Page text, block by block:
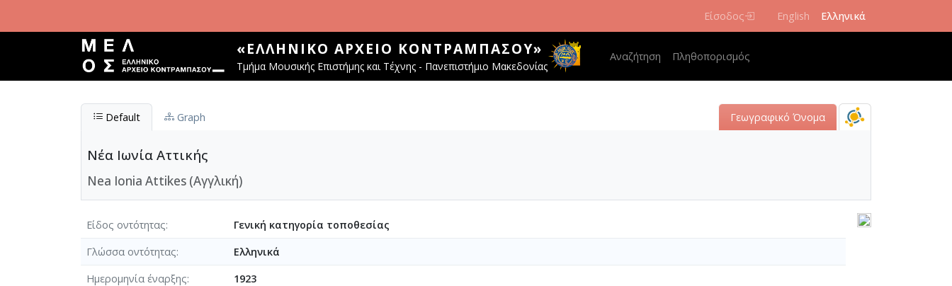
Είσοδος English Ελληνικά
«ΕΛΛΗΝΙΚΌ ΑΡΧΕΊΟ ΚΟΝΤΡΑΜΠΆΣΟΥ»
Τμήμα Μουσικής Επιστήμης και Τέχνης - Πανεπιστήμιο Μακεδονίας
Main navigation
Αναζήτηση Πληθοπορισμός
Default Graph Γεωγραφικό Όνομα
Νέα Ιωνία Αττικής
Nea Ionia Attikes (Αγγλική)
Είδος οντότητας
Γενική κατηγορία τοποθεσίας
Γλώσσα οντότητας
Ελληνικά
Ημερομηνία έναρξης
1923